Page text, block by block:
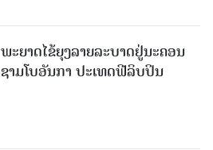
ພະຍາດໄຂ້ຍຸງລາຍລະບາດຢູ່ນະຄອນ
ຊາມໂບ​ອັນກາ ປະເທດຟີລິບປິນ